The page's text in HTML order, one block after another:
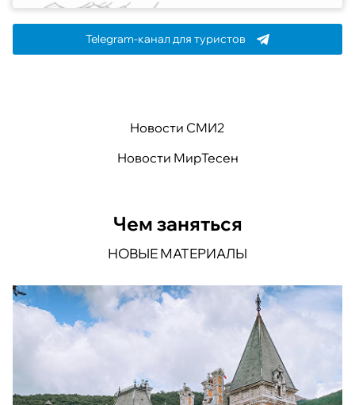
Telegram-канал для туристов
Новости СМИ2
Новости МирТесен
Чем заняться
НОВЫЕ МАТЕРИАЛЫ